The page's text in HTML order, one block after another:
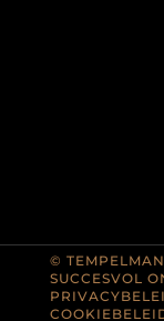
©
SUCCESVOL